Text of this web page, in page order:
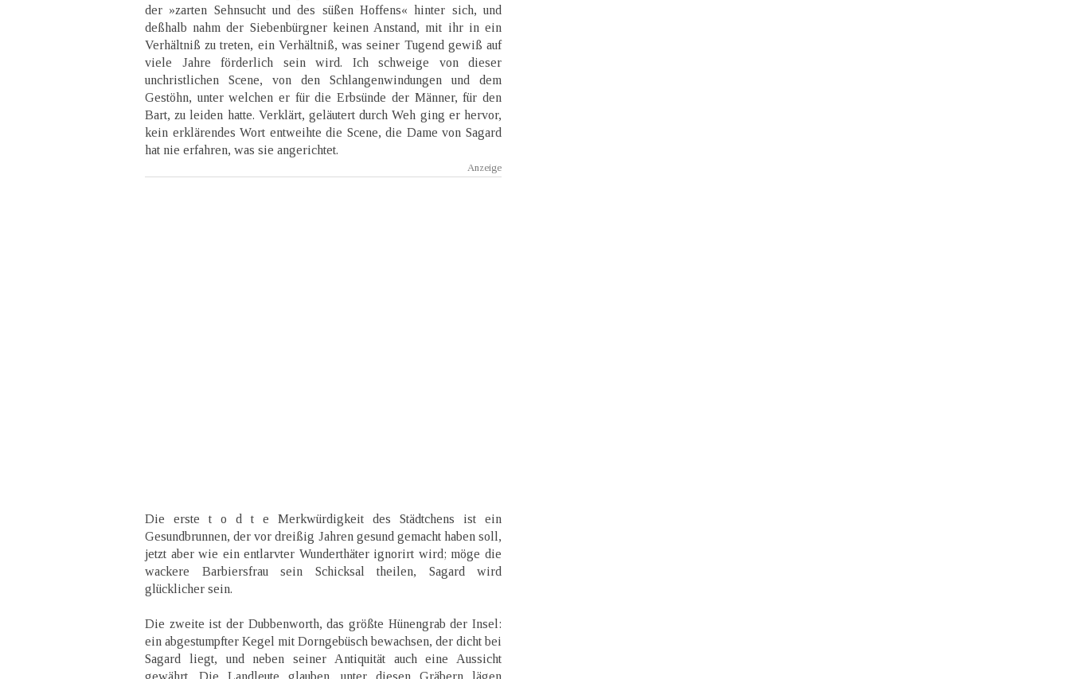
der »zarten Sehnsucht und des süßen Hoffens« hinter sich, und
deßhalb nahm der Siebenbürgner keinen Anstand, mit ihr in ein
Verhältniß zu treten, ein Verhältniß, was seiner Tugend gewiß auf
viele Jahre förderlich sein wird. Ich schweige von dieser
unchristlichen Scene, von den Schlangenwindungen und dem
Gestöhn, unter welchen er für die Erbsünde der Männer, für den
Bart, zu leiden hatte. Verklärt, geläutert durch Weh ging er hervor,
kein erklärendes Wort entweihte die Scene, die Dame von Sagard
hat nie erfahren, was sie angerichtet.
Die erste t o d t e Merkwürdigkeit des Städtchens ist ein
Gesundbrunnen, der vor dreißig Jahren gesund gemacht haben soll,
jetzt aber wie ein entlarvter Wunderthäter ignorirt wird; möge die
wackere Barbiersfrau sein Schicksal theilen, Sagard wird
glücklicher sein.
Die zweite ist der Dubbenworth, das größte Hünengrab der Insel:
ein abgestumpfter Kegel mit Dorngebüsch bewachsen, der dicht bei
Sagard liegt, und neben seiner Antiquität auch eine Aussicht
gewährt. Die Landleute glauben, unter diesen Gräbern lägen